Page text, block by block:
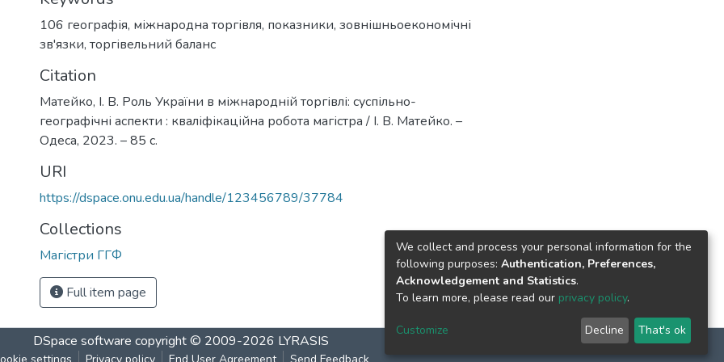
106 географія, міжнародна торгівля, показники, зовнішньоекономічні
зв'язки, торгівельний баланс
Citation
Матейко, І. В. Роль України в міжнародній торгівлі: суспільно-
географічні аспекти : кваліфікаційна робота магістра / І. В. Матейко. –
Одеса, 2023. – 85 с.
URI
https://dspace.onu.edu.ua/handle/123456789/37784
Collections
Магістри ГГФ
Full item page
DSpace software copyright © 2009-2026 LYRASIS
We collect and process your personal information for the
following purposes: Authentication, Preferences,
Acknowledgement and Statistics.
To learn more, please read our privacy policy.
Customize Decline That's ok